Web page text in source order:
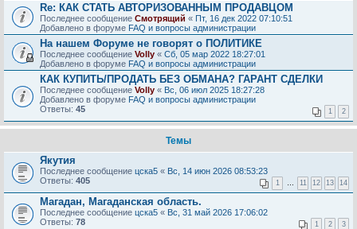
Re: КАК СТАТЬ АВТОРИЗОВАННЫМ ПРОДАВЦОМ
Последнее сообщение Смотрящий « Пт, 16 дек 2022 07:10:51
Добавлено в форуме FAQ и вопросы администрации
На нашем Форуме не говорят о ПОЛИТИКЕ
Последнее сообщение Volly « Сб, 05 мар 2022 18:27:01
Добавлено в форуме FAQ и вопросы администрации
КАК КУПИТЬ/ПРОДАТЬ БЕЗ ОБМАНА? ГАРАНТ СДЕЛКИ
Последнее сообщение Volly « Вс, 06 июл 2025 18:27:28
Добавлено в форуме FAQ и вопросы администрации
Ответы: 45 1 2
Темы
Якутия
Последнее сообщение цска5 « Вс, 14 июн 2026 08:53:23
Ответы: 405 1 11 12 13 14
Магадан, Магаданская область.
Последнее сообщение цска5 « Вс, 31 май 2026 17:06:02
Ответы: 78 1 2 3